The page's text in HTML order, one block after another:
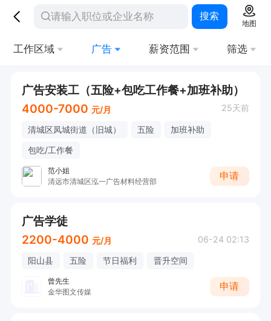
搜索
地图
工作区域 广告 薪资范围 筛选
广告安装工（五险+包吃工作餐+加班补助）
4000-7000 元/月 25天前
清城区凤城街道（旧城） 五险
加班补助
包吃/工作餐
范小姐
清远市清城区泓一广告材料经营部
申请
广告学徒
2200-4000 元/月 06-24 02:13
阳山县 五险 节日福利 晋升空间
曾先生
金华图文传媒
申请